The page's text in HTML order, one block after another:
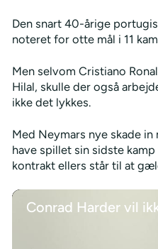
Den snart 40-årige
noteret for otte mål i 11
Men selvom Cristiano
Hilal, skulle der også
ikke det lykkes.
Med Neymars nye skade in
have spillet sin sidste
kontrakt ellers står til at